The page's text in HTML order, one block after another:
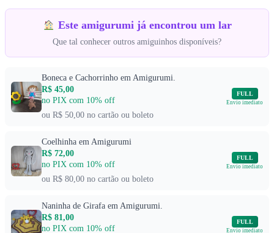
Este amigurumi já encontrou um lar
Que tal conhecer outros amiguinhos disponíveis?
Boneca e Cachorrinho em Amigurumi.
R$ 45,00
no PIX com 10% off
ou R$ 50,00 no cartão ou boleto
FULL
Envio imediato
Coelhinha em Amigurumi
R$ 72,00
no PIX com 10% off
ou R$ 80,00 no cartão ou boleto
FULL
Envio imediato
Naninha de Girafa em Amigurumi.
R$ 81,00
no PIX com 10% off
FULL
Envio imediato